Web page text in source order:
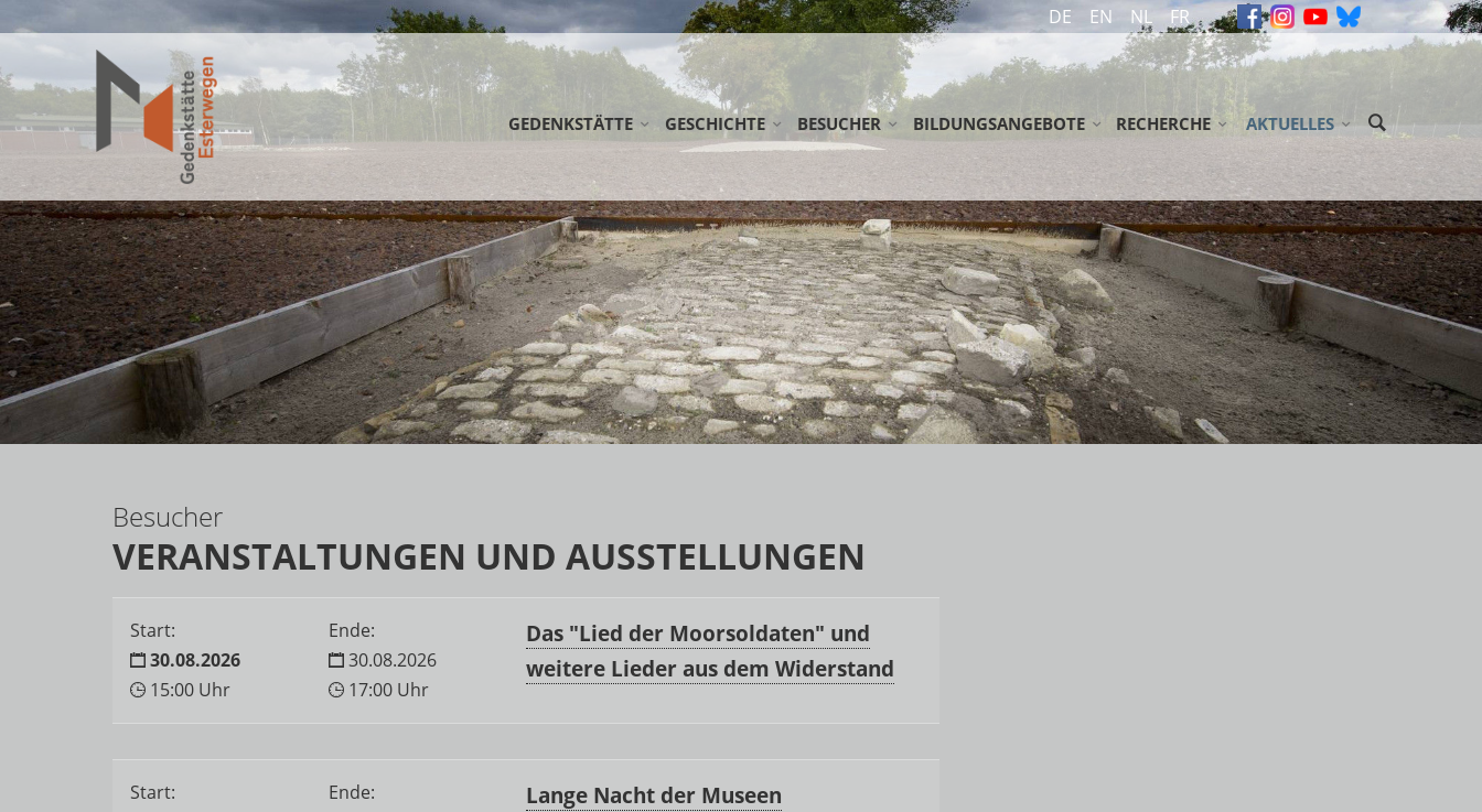
DE EN NL FR
GEDENKSTÄTTE
STIFTUNG GEDENKSTÄTTE ESTERWEGEN
KOOPERATIONSPARTNER
AG FRÜHE LAGER
NETZWERK WEHRKREIS VI
EINSATZSTELLE FSJ
PRAKTIKUM
GESCHICHTE
LAGER ESTERWEGEN
DIE EMSLANDLAGER
LAGERFRIEDHÖFE
BESUCHER
ANREISE
RUNDWEG
DOWNLOADS
ÖFFENTLICHE FÜHRUNGEN
SPENDEN
BILDUNGSANGEBOTE
SCHULKLASSEN / JUGENDGRUPPEN
ERWACHSENENGRUPPEN
FÖRDERMÖGLICHKEITEN/ ZUSCHÜSSE
NEDERLANDSE GROEPEN
WANDERAUSSTELLUNG 'ABGEURTEILT!'
RECHERCHE
GEDENKBÜCHER
BIBLIOTHEK
LITERATUR
AKTUELLES
MELDUNGEN
VERANSTALTUNGEN
NEWSLETTER
Besucher
VERANSTALTUNGEN UND AUSSTELLUNGEN
Start:
30.08.2026
15:00 Uhr
Ende:
30.08.2026
17:00 Uhr
Das "Lied der Moorsoldaten" und
weitere Lieder aus dem Widerstand
Start:
Ende:
Lange Nacht der Museen